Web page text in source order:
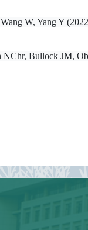
W, Yang Y
NChr, Bullock JM,